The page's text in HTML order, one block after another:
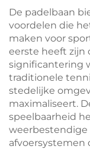
De padelbaan
voordelen die
maken voor
eerste heeft zijn
significantering
traditionele
stedelijke
maximaliseert.
speelbaarheid
weerbestendige
afvoersystemen